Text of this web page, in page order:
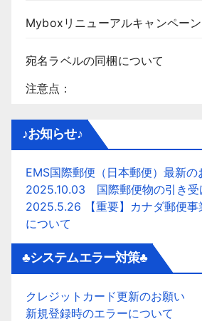
Myboxリニューアルキャンペーン
宛名ラベルの同梱について
注意点：
♪お知らせ♪
EMS国際郵便（日本郵便）最新の
2025.10.03 国際郵便物の引き受
2025.5.26 【重要】カナダ郵便事
について
♣システムエラー対策♣
クレジットカード更新のお願い
新規登録時のエラーについて